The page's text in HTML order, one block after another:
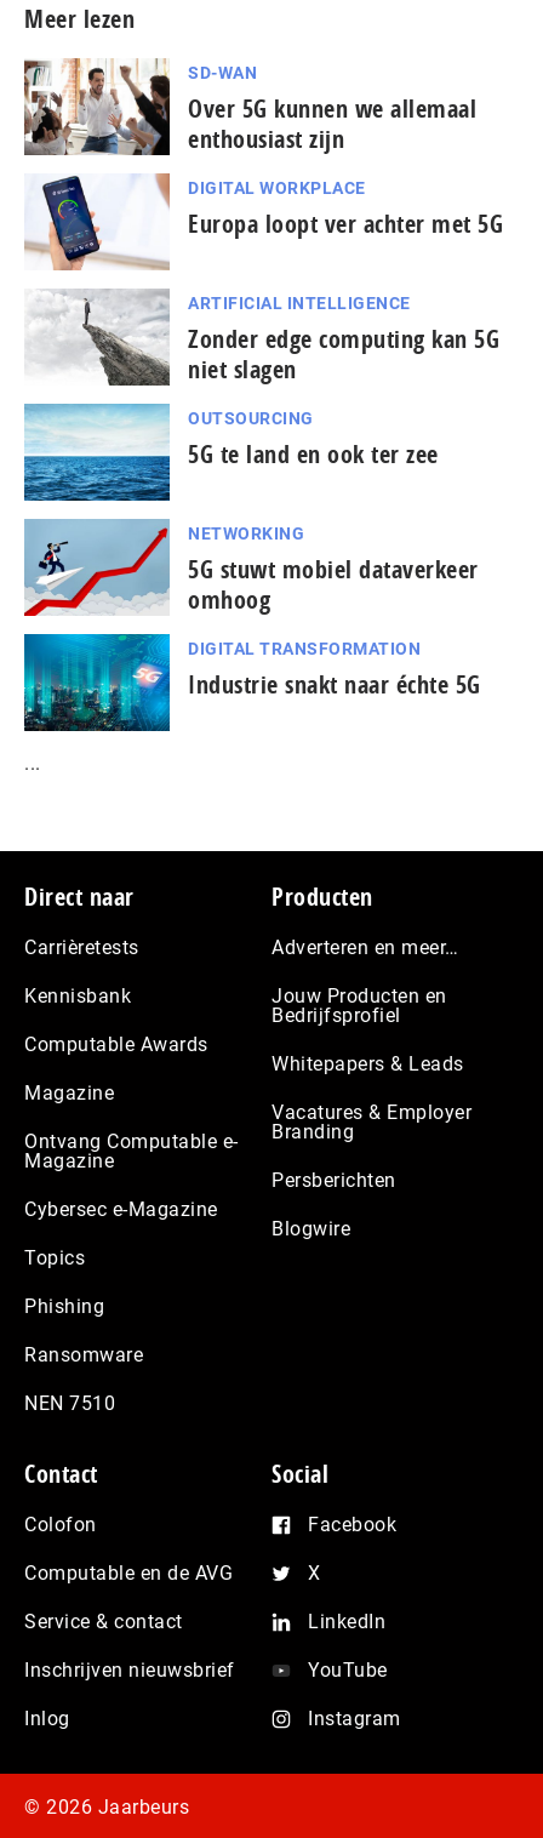
Meer lezen
SD-WAN
Over 5G kunnen we allemaal
enthousiast zijn
DIGITAL WORKPLACE
Europa loopt ver achter met 5G
ARTIFICIAL INTELLIGENCE
Zonder edge computing kan 5G
niet slagen
OUTSOURCING
5G te land en ook ter zee
NETWORKING
5G stuwt mobiel dataverkeer
omhoog
DIGITAL TRANSFORMATION
Industrie snakt naar échte 5G
...
Footer
Direct naar
Carrièretests
Kennisbank
Computable Awards
Magazine
Ontvang Computable e-
Magazine
Cybersec e-Magazine
Topics
Phishing
Ransomware
NEN 7510
Producten
Adverteren en meer…
Jouw Producten en
Bedrijfsprofiel
Whitepapers & Leads
Vacatures & Employer
Branding
Persberichten
Blogwire
Contact
Colofon
Computable en de AVG
Service & contact
Inschrijven nieuwsbrief
Inlog
Social
Facebook
X
LinkedIn
YouTube
Instagram
© 2026 Jaarbeurs